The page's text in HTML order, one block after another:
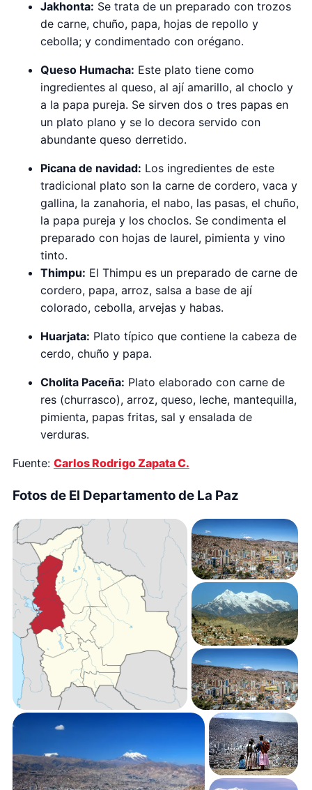
Jakhonta: Se trata de un preparado con trozos
de carne, chuño, papa, hojas de repollo y
cebolla; y condimentado con orégano.
Queso Humacha: Este plato tiene como
ingredientes al queso, al ají amarillo, al choclo y
a la papa pureja. Se sirven dos o tres papas en
un plato plano y se lo decora servido con
abundante queso derretido.
Picana de navidad: Los ingredientes de este
tradicional plato son la carne de cordero, vaca y
gallina, la zanahoria, el nabo, las pasas, el chuño,
la papa pureja y los choclos. Se condimenta el
preparado con hojas de laurel, pimienta y vino
tinto.
Thimpu: El Thimpu es un preparado de carne de
cordero, papa, arroz, salsa a base de ají
colorado, cebolla, arvejas y habas.
Huarjata: Plato típico que contiene la cabeza de
cerdo, chuño y papa.
Cholita Paceña: Plato elaborado con carne de
res (churrasco), arroz, queso, leche, mantequilla,
pimienta, papas fritas, sal y ensalada de
verduras.
Fuente: Carlos Rodrigo Zapata C.
Fotos de El Departamento de La Paz